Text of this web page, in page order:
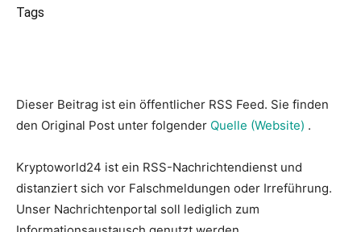
Tags
Dieser Beitrag ist ein öffentlicher RSS Feed. Sie finden
den Original Post unter folgender Quelle (Website) .
Kryptoworld24 ist ein RSS-Nachrichtendienst und
distanziert sich vor Falschmeldungen oder Irreführung.
Unser Nachrichtenportal soll lediglich zum